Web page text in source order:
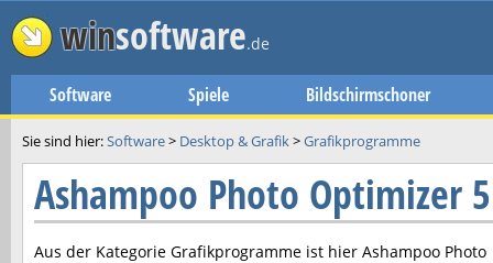
winsoftware.de
Software Spiele Bildschirmschoner
Sie sind hier:Software> Desktop & Grafik>Grafikprogramme
Ashampoo Photo Optimizer
Aus der Kategorie Grafikprogramme ist hier Ashampoo Photo